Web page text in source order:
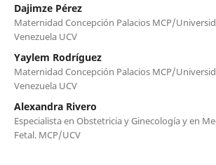
Dajimze Pérez
Maternidad Concepción Palacios MCP/
Venezuela UCV
Yaylem Rodríguez
Maternidad Concepción Palacios MCP/
Venezuela UCV
Alexandra Rivero
Especialista en Obstetricia y Ginecología y en
Fetal. MCP/UCV